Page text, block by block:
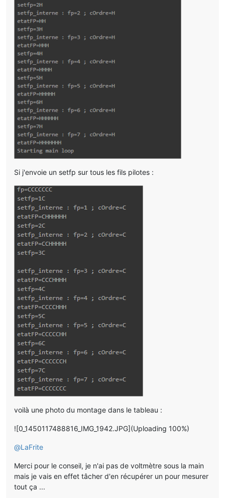
Si j'envoie un setfp sur tous les fils pilotes :
voilà une photo du montage dans le tableau :
![0_1450117488816_IMG_1942.JPG](Uploading 100%)
@LaFrite
Merci pour le conseil, je n'ai pas de voltmètre sous la main
mais je vais en effet tâcher d'en récupérer un pour mesurer
tout ça ...